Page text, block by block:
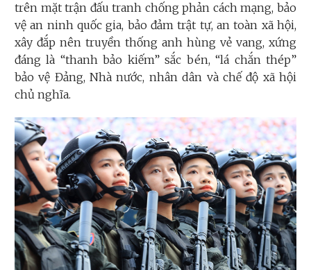
trên mặt trận đấu tranh chống phản cách mạng, bảo
vệ an ninh quốc gia, bảo đảm trật tự, an toàn xã hội,
xây đắp nên truyền thống anh hùng vẻ vang, xứng
đáng là “thanh bảo kiếm” sắc bén, “lá chắn thép”
bảo vệ Đảng, Nhà nước, nhân dân và chế độ xã hội
chủ nghĩa.